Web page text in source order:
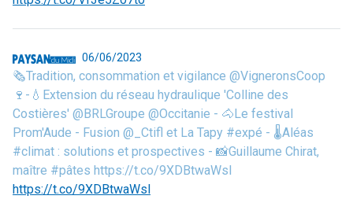
06/06/2023
🗞️Tradition, consommation et vigilance @VigneronsCoop
🍷-💧Extension du réseau hydraulique 'Colline des
Costières' @BRLGroupe @Occitanie - 🐴Le festival
Prom'Aude - Fusion @_Ctifl et La Tapy #expé - 🌡️Aléas
#climat : solutions et prospectives - 📸Guillaume Chirat,
maître #pâtes https://t.co/9XDBtwaWsl
https://t.co/9XDBtwaWsl